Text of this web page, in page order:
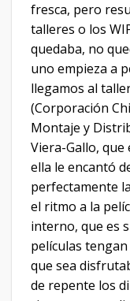
fresca, pero
talleres o los
quedaba, no
uno empieza a
llegamos al
(Corporación
Montaje y
Viera-Gallo, que
ella le encantó
perfectamente
el ritmo a la
interno, que es
películas
que sea
de repente los